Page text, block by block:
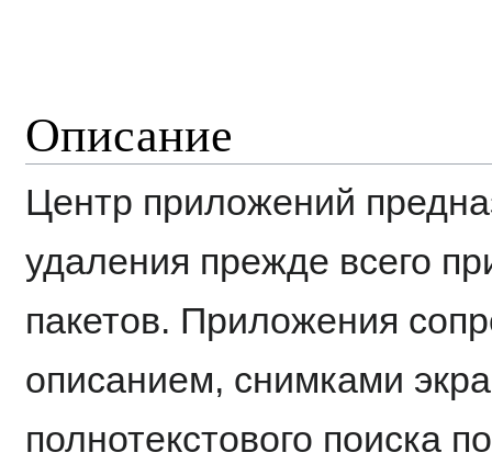
Описание
Центр приложений
удаления прежде всего
пакетов. Приложения
описанием, снимками
полнотекстового поиска